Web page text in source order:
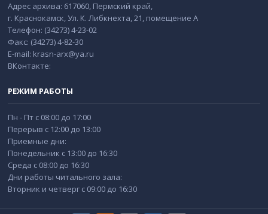
Адрес архива: 617060, Пермский край,
г. Краснокамск, Ул. К. Либкнехта, 21, помещение А
Телефон: (34273) 4-23-02
Факс: (34273) 4-82-30
E-mail: krasn-arx@ya.ru
ВКонтакте:
РЕЖИМ РАБОТЫ
Пн - Пт с 08:00 до 17:00
Перерыв с 12:00 до 13:00
Приемные дни:
Понедельник с 13:00 до 16:30
Среда с 08:00 до 16:30
Дни работы читального зала:
Вторник и четверг с 09:00 до 16:30